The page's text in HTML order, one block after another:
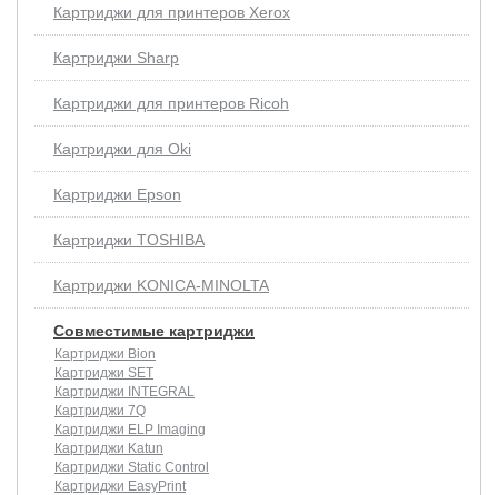
Картриджи для принтеров Xerox
Картриджи Sharp
Картриджи для принтеров Ricoh
Картриджи для Oki
Картриджи Epson
Картриджи TOSHIBA
Картриджи KONICA-MINOLTA
Совместимые картриджи
Картриджи Bion
Картриджи SET
Картриджи INTEGRAL
Картриджи 7Q
Картриджи ELP Imaging
Картриджи Katun
Картриджи Static Control
Картриджи EasyPrint